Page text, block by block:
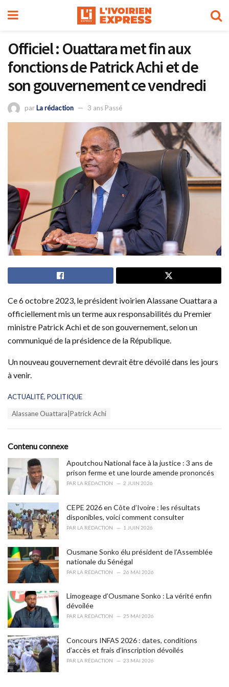
Officiel : Ouattara met fin aux
fonctions de Patrick Achi et de
son gouvernement ce vendredi
parLa rédaction 3 ans Passé
Ce 6 octobre 2023, le président ivoirien Alassane Ouattara a
officiellement mis un terme aux responsabilités du Premier
ministre Patrick Achi et de son gouvernement, selon un
communiqué de la présidence de la République.
Un nouveau gouvernement devrait être dévoilé dans les jours
à venir.
C
o
r
i
e
s
:
ACTUALITÉ, POLITIQUE
:
Alassane Ouattara|Patrick Achi
Contenu connexe
Apoutchou National face à la justice : 3 ans de
prison ferme et une lourde amende prononcés
PAR LA RÉDACTION 2 JUIN 2026
CEPE 2026 en Côte d’Ivoire : les résultats
disponibles, voici comment consulter
PAR LA RÉDACTION 1 JUIN 2026
Ousmane Sonko élu président de l’Assemblée
nationale du Sénégal
PAR LA RÉDACTION 26 MAI 2026
Limogeage d’Ousmane Sonko : La vérité enfin
dévoilée
PAR LA RÉDACTION 25 MAI 2026
Concours INFAS 2026 : dates, conditions
d’accès et frais d’inscription dévoilés
PAR LA RÉDACTION 23 MAI 2026